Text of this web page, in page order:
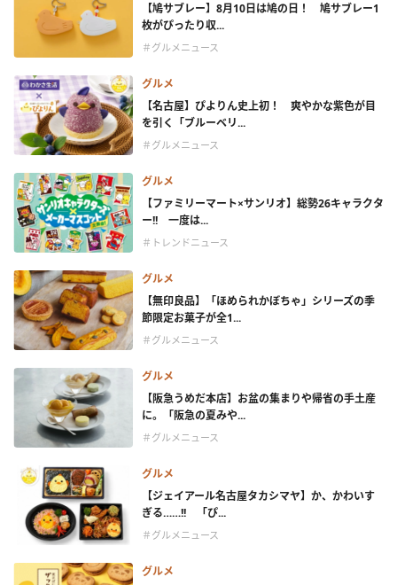
【鳩サブレー】8月10日は鳩の日！ 鳩サブレー1
枚がぴったり収...
＃グルメニュース
グルメ
【名古屋】ぴよりん史上初！ 爽やかな紫色が目
を引く「ブルーベリ...
＃グルメニュース
グルメ
【ファミリーマート×サンリオ】総勢26キャラクタ
ー!! 一度は...
＃トレンドニュース
グルメ
【無印良品】「ほめられかぼちゃ」シリーズの季
節限定お菓子が全1...
＃グルメニュース
グルメ
【阪急うめだ本店】お盆の集まりや帰省の手土産
に。「阪急の夏みや...
＃グルメニュース
グルメ
【ジェイアール名古屋タカシマヤ】か、かわいす
ぎる……!! 「ぴ...
＃グルメニュース
グルメ